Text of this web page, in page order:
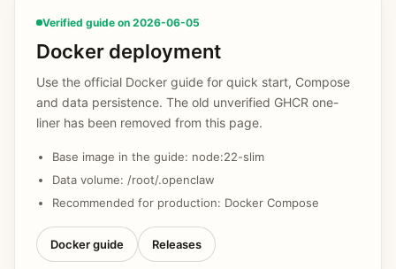
Verified guide on 2026-06-05
Docker deployment
Use the official Docker guide for quick start, Compose
and data persistence. The old unverified GHCR one-
liner has been removed from this page.
Base image in the guide: node:22-slim
Data volume: /root/.openclaw
Recommended for production: Docker Compose
Docker guide Releases